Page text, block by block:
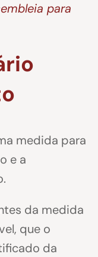
para
medida para
e a
da medida
que o
da